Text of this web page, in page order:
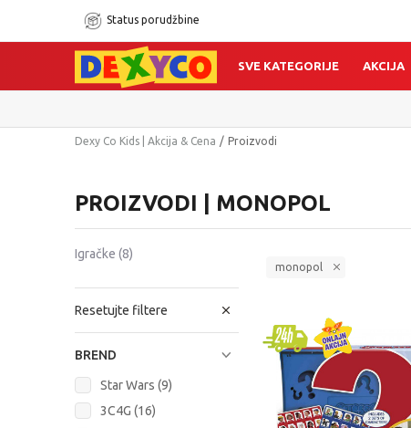
Status porudžbine
SVE KATEGORIJE AKCIJA
Dexy Co Kids | Akcija & Cena Proizvodi
PROIZVODI | MONOPOL
Igračke (8)
Resetujte filtere
BREND
Star Wars (9)
3C4G (16)
monopol